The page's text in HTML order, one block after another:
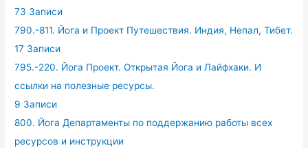
73 Записи
790.-811. Йога и Проект Путешествия. Индия, Непал, Тибет.
17 Записи
795.-220. Йога Проект. Открытая Йога и Лайфхаки. И
ссылки на полезные ресурсы.
9 Записи
800. Йога Департаменты по поддержанию работы всех
ресурсов и инструкции